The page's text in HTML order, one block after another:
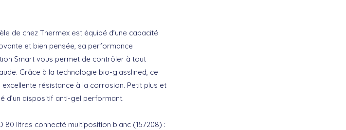
de chez Thermex est équipé d’une capacité
et bien pensée, sa performance
Smart vous permet de contrôler à tout
Grâce à la technologie bio-glasslined, ce
résistance à la corrosion. Petit plus et
d’un dispositif anti-gel performant.
80 litres connecté multiposition blanc (157208) :